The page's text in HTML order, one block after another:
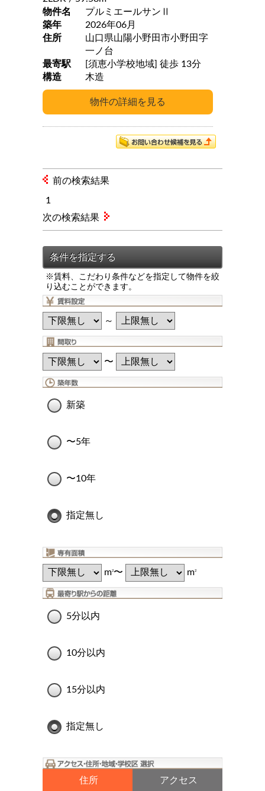
物件名
プルミエールサンⅡ
築年
2026年06月
住所
山口県山陽小野田市小野田字
一ノ台
最寄駅
[須恵小学校地域] 徒歩 13分
構造
木造
前の検索結果
1
※賃料、こだわり条件などを指定して物件を絞
り込むことができます。
～
〜
新築
〜5年
〜10年
指定無し
m2〜 m2
5分以内
10分以内
15分以内
指定無し
住所 アクセス